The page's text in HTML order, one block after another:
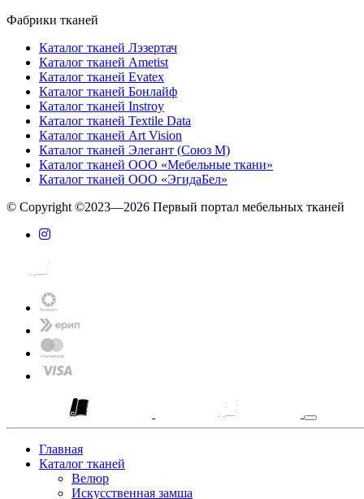
Фабрики тканей
Каталог тканей Лэзертач
Каталог тканей Ametist
Каталог тканей Evatex
Каталог тканей Бонлайф
Каталог тканей Instroy
Каталог тканей Textile Data
Каталог тканей Art Vision
Каталог тканей Элегант (Союз М)
Каталог тканей ООО «Мебельные ткани»
Каталог тканей ООО «ЭгидаБел»
© Copyright ©2023—2026 Первый портал мебельных тканей
Главная
Каталог тканей
Велюр
Искусственная замша